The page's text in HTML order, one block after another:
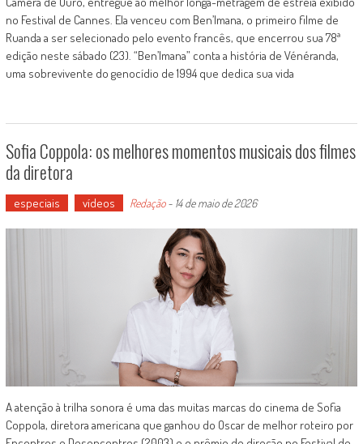
no Festival de Cannes. Ela venceu com Ben’Imana, o primeiro filme de
Ruanda a ser selecionado pelo evento francês, que encerrou sua 78ª
edição neste sábado (23). “Ben’Imana” conta a história de Vénéranda,
uma sobrevivente do genocídio de 1994 que dedica sua vida
Sofia Coppola: os melhores momentos musicais dos filmes
da diretora
especiais vídeos Redação- 14 de maio de 2026
A atenção à trilha sonora é uma das muitas marcas do cinema de Sofia
Coppola, diretora americana que ganhou do Oscar de melhor roteiro por